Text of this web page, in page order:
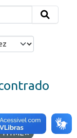
HTML